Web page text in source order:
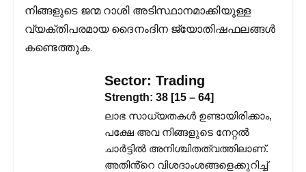
നിങ്ങളുടെ ജന്മ റാശി അടിസ്ഥാനമാക്കിയുള്ള
വ്യക്തിപരമായ ദൈനംദിന ജ്യോതിഷഫലങ്ങള്‍
കണ്ടെത്തുക.
Sector: Trading
Strength: 38 [15 – 64]
ലാഭ സാധ്യതകൾ ഉണ്ടായിരിക്കാം,
പക്ഷേ അവ നിങ്ങളുടെ നേറ്റൽ
ചാർട്ടിൽ അനിശ്ചിതത്വത്തിലാണ്.
അതിൻ്റെ വിശദാംശങ്ങളെക്കുറിച്ച്